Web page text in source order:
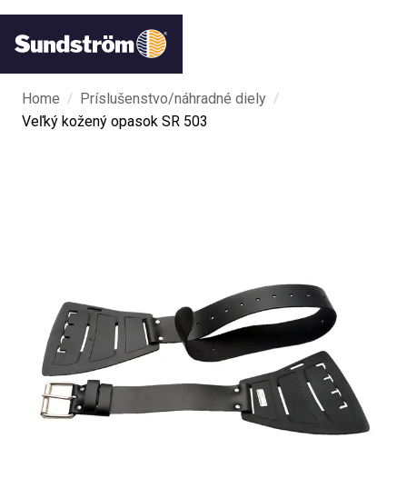
Home / Príslušenstvo/náhradné diely /
Veľký kožený opasok SR 503